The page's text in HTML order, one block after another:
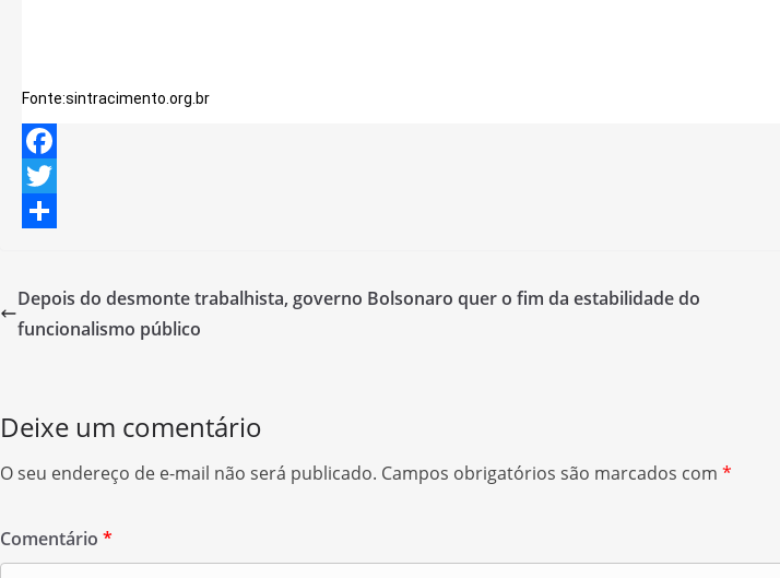
Fonte:sintracimento.org.br
F
a
b
k
T
t
r
a
Depois do desmonte trabalhista, governo Bolsonaro quer o fim da estabilidade do
funcionalismo público
Deixe um comentário
O seu endereço de e-mail não será publicado. Campos obrigatórios são marcados com *
Comentário *